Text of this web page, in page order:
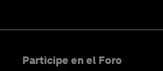
Participe en el Foro